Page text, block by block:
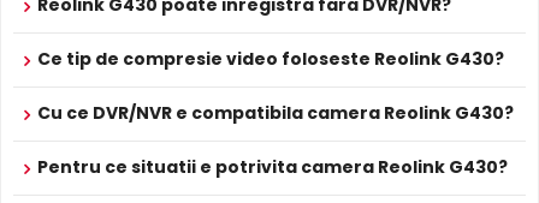
Infrarosu Inteligent (Smart IR)
(Smart IR), ce regleaza automat intensitatea
Reolink G430
* Specificatiile tehnice ale produsului Reolink G430 au caracter
Reolink G430 poate inregistra fara DVR/NVR?
Ce tip de compresie video foloseste Reolink G430?
Cu ce DVR/NVR e compatibila camera Reolink G430?
Pentru ce situatii e potrivita camera Reolink G430?